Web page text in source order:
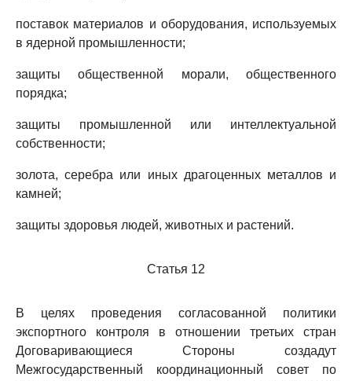
поставок материалов и оборудования, используемых
в ядерной промышленности;
защиты общественной морали, общественного
порядка;
защиты промышленной или интеллектуальной
собственности;
золота, серебра или иных драгоценных металлов и
камней;
защиты здоровья людей, животных и растений.
Статья 12
В целях проведения согласованной политики
экспортного контроля в отношении третьих стран
Договаривающиеся Стороны создадут
Межгосударственный координационный совет по